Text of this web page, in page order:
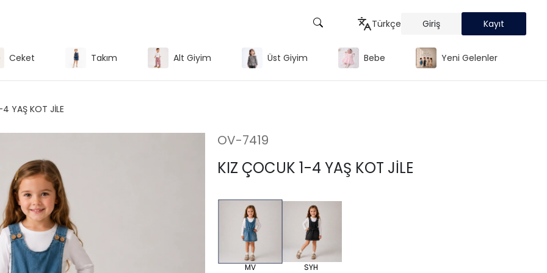
Türkçe Giriş Kayıt
Ceket Takım Alt Giyim Üst Giyim Bebe Yeni Gelenler
YAŞ KOT JİLE
OV-7419
KIZ ÇOCUK 1-4 YAŞ KOT JİLE
MV SYH